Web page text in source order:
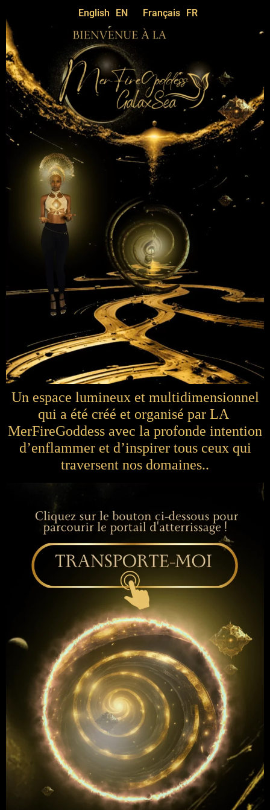
English EN Français FR
Un espace lumineux et multidimensionnel
qui a été créé et organisé par LA
MerFireGoddess avec la profonde intention
d’enflammer et d’inspirer tous ceux qui
traversent nos domaines..